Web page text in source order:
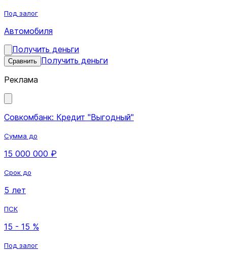
Под залог
Автомобиля
Получить деньги
Сравнить Получить деньги
Реклама
Совкомбанк: Кредит "Выгодный"
Сумма до
15 000 000 ₽
Срок до
5 лет
ПСК
15 - 15 %
Под залог